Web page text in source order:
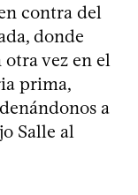
contra del
donde
vez en el
prima,
a
Salle al